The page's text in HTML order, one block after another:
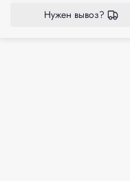
Нужен вывоз?